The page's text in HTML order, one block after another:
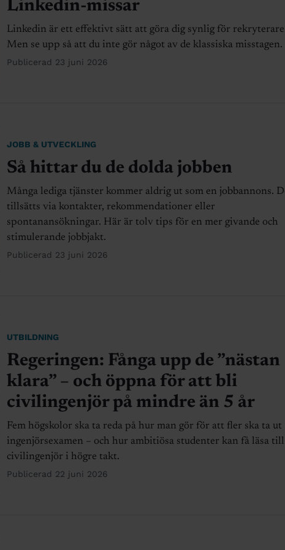
Linkedin-missar
Linkedin är ett effektivt sätt att göra dig synlig för
Men se upp så att du inte gör något av de klassiska misstagen.
Publicerad 23 juni 2026
JOBB & UTVECKLING
Så hittar du de dolda jobben
Många lediga tjänster kommer aldrig ut som en jobbannons.
tillsätts via kontakter, rekommendationer eller
spontanansökningar. Här är tolv tips för en mer givande och
stimulerande jobbjakt.
Publicerad 23 juni 2026
UTBILDNING
Regeringen: Fånga upp de ”nästan
klara” – och öppna för att bli
civilingenjör på mindre än 5 år
Fem högskolor ska ta reda på hur man gör för att fler ska ta ut
ingenjörsexamen – och hur ambitiösa studenter kan få läsa till
civilingenjör i högre takt.
Publicerad 22 juni 2026